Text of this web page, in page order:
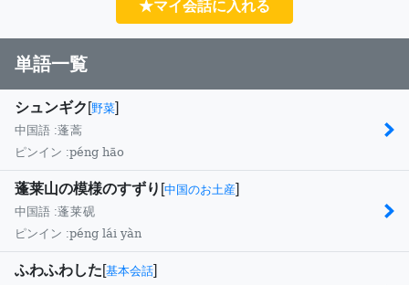
★マイ会話に入れる
単語一覧
シュンギク [野菜]
中国語 :蓬蒿
ピンイン :péng hāo
蓬莱山の模様のすずり [中国のお土産]
中国語 :蓬莱砚
ピンイン :péng lái yàn
ふわふわした[基本会話]